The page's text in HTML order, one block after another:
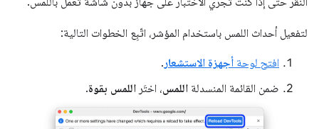
لتفعيل أحداث اللمس باستخدام المؤشر، اتّبِع الخطوات التالية:
افتح لوحة أجهزة الاستشعار .
ضمن القائمة المنسدلة اللمس، اختَر اللمس بقوة.